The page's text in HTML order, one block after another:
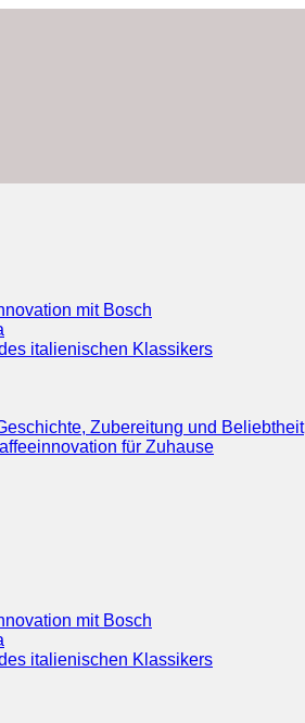
mit Bosch
italienischen Klassikers
Zubereitung und Beliebtheit
für Zuhause
mit Bosch
italienischen Klassikers